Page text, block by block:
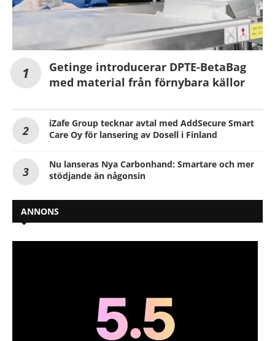
Getinge introducerar DPTE-BetaBag
med material från förnybara källor
iZafe Group tecknar avtal med AddSecure Smart
Care Oy för lansering av Dosell i Finland
Nu lanseras Nya Carbonhand: Smartare och mer
stödjande än någonsin
ANNONS